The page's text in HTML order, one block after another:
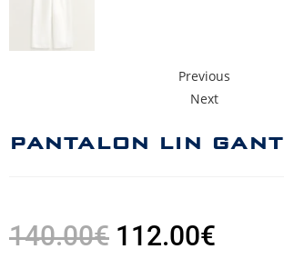
Previous
Next
PANTALON LIN GANT
140.00€ 112.00€